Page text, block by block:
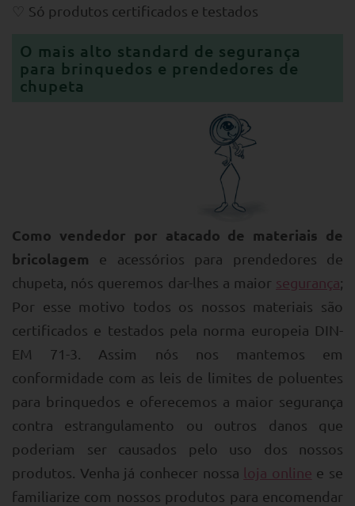
Só produtos certificados e testados
O mais alto standard de segurança
para brinquedos e prendedores de
chupeta
Como vendedor por atacado de materiais de
bricolagem e acessórios para prendedores de
chupeta, nós queremos dar-lhes a maior segurança;
Por esse motivo todos os nossos materiais são
certificados e testados pela norma europeia DIN-
EM 71-3. Assim nós nos mantemos em
conformidade com as leis de limites de poluentes
para brinquedos e oferecemos a maior segurança
contra estrangulamento ou outros danos que
poderiam ser causados pelo uso dos nossos
produtos. Venha já conhecer nossa loja online e se
familiarize com nossos produtos para encomendar